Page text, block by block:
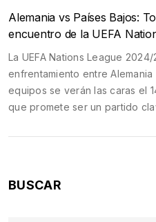
Alemania vs Países Bajos:
encuentro de la UEFA
La UEFA Nations League
enfrentamiento entre Alemania
equipos se verán las caras el
que promete ser un partido
la transmisión en vivo, que
BUSCAR